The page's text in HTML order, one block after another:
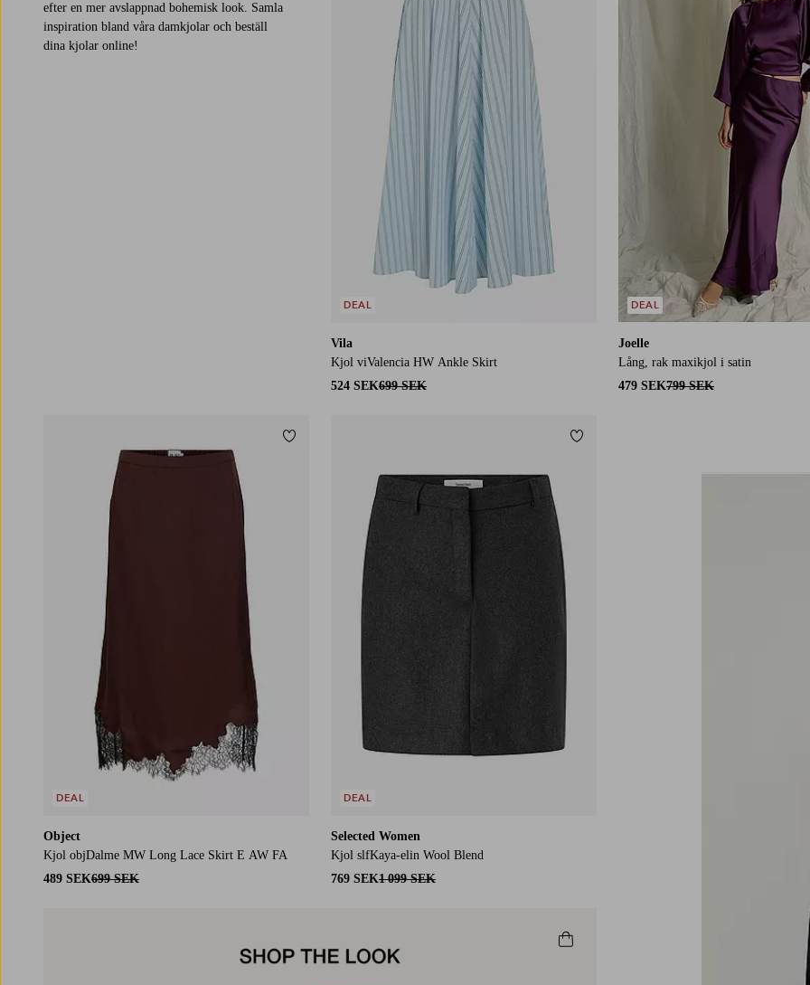
efter en mer avslappnad bohemisk look. Samla
inspiration bland våra damkjolar och beställ
dina kjolar online!
Vila
Kjol viValencia HW Ankle Skirt
524 SEK699 SEK
DEAL
Joelle
Lång, rak maxikjol i satin
479 SEK799 SEK
DEAL
Object
Kjol objDalme MW Long Lace Skirt E AW FA
489 SEK699 SEK
DEAL
Lägg till i favoriter
Selected Women
Kjol slfKaya-elin Wool Blend
769 SEK1 099 SEK
DEAL
Lägg till i favoriter